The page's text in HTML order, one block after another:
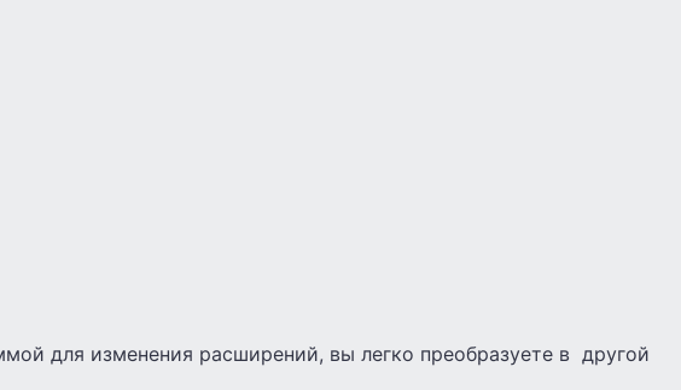
для изменения расширений, вы легко преобразуете в другой